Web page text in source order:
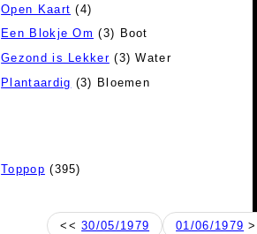
Open Kaart (4)
Een Blokje Om (3) Boot
Gezond is Lekker(3) Water
Plantaardig (3) Bloemen
Toppop (395)
<<30/05/1979 01/06/1979